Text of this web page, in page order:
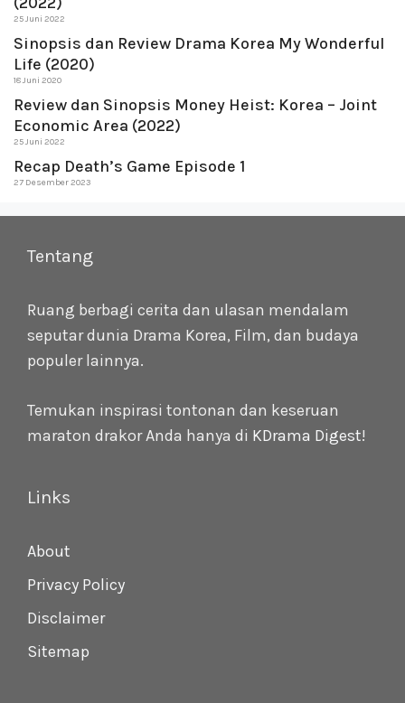
25 Juni 2022
Sinopsis dan Review Drama Korea My Wonderful
Life (2020)
18 Juni 2020
Review dan Sinopsis Money Heist: Korea – Joint
Economic Area (2022)
25 Juni 2022
Recap Death’s Game Episode 1
27 Desember 2023
Tentang
Ruang berbagi cerita dan ulasan mendalam
seputar dunia Drama Korea, Film, dan budaya
populer lainnya.
Temukan inspirasi tontonan dan keseruan
maraton drakor Anda hanya di KDrama Digest!
Links
About
Privacy Policy
Disclaimer
Sitemap